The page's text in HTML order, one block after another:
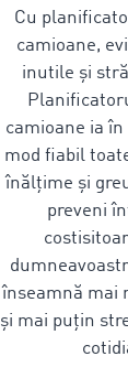
Cu
camioane,
inutile și
camioane ia în
mod fiabil
înălțime și
preveni
înseamnă mai
și mai puțin